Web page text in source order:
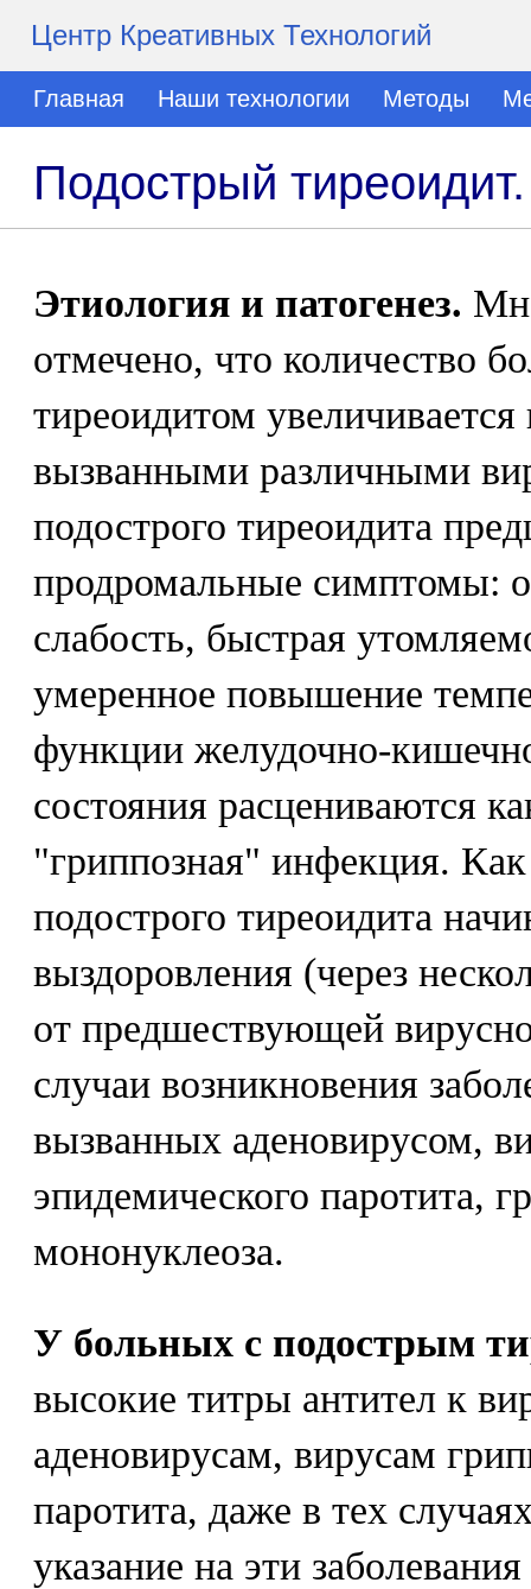
Центр Креативных Технологий
Главная Наши технологии Методы
Подострый
Этиология и патогенез.
отмечено, что количество
тиреоидитом
вызванными различными
подострого тиреоидита
продромальные симптомы:
слабость, быстрая
умеренное повышение
функции желудочно-
состояния расцениваются
"гриппозная" инфекция.
подострого тиреоидита
выздоровления (через
от предшествующей
случаи возникновения
вызванных аденовирусом,
эпидемического паротита,
мононуклеоза.
У больных с подострым
высокие титры антител к
аденовирусам, вирусам
паротита, даже в тех
указание на эти